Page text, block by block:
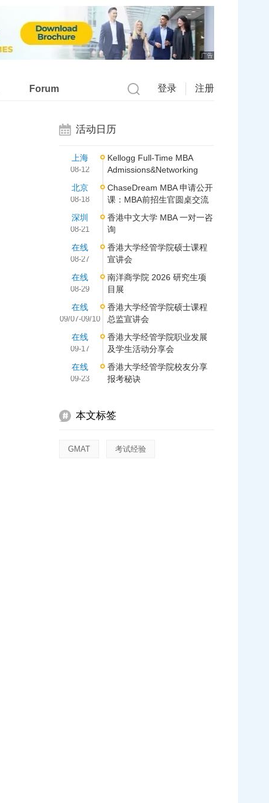
广告
Forum 登录 注册
活动日历
上海
08-12
Kellogg Full-Time MBA
Admissions&Networking
北京
08-18
ChaseDream MBA 申请公开
课：MBA前招生官圆桌交流
深圳
08-21
香港中文大学 MBA 一对一咨
询
在线
08-27
香港大学经管学院硕士课程
宣讲会
在线
08-29
南洋商学院 2026 研究生项
目展
在线
09/07-09/10
香港大学经管学院硕士课程
总监宣讲会
在线
09-17
香港大学经管学院职业发展
及学生活动分享会
在线
09-23
香港大学经管学院校友分享
报考秘诀
本文标签
GMAT 考试经验